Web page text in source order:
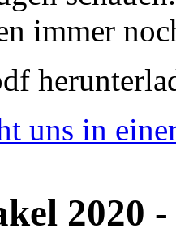
immer
uns in
2020